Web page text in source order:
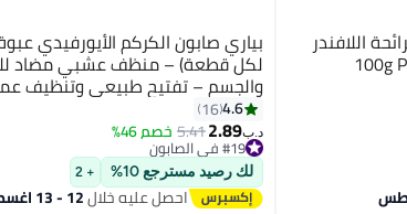
اللافندر
لكل قطعة) – منظف عشبي مضاد
والجسم – تفتيح طبيعي وتنظيف
4.6
16
د.ب‏2.89
5.41خصم 46% #19 في الصابون
تم بيع +120 مؤخرًا
#19 في الصابون
لك رصيد مسترجع 10% + 2
احصل عليه خلال12 - 13 اغسطس